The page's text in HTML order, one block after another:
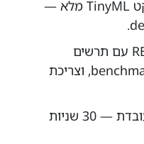
ריפו ב-GitHub עם פרויקט TinyML מלא —
תיעוד טכני ברור: README עם תרשים
ארכיטקטורה, תוצאות benchmark, וצריכת
וידאו קצר של המערכת עובדת — 30 שניות